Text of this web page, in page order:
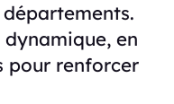
dynamique, en
pour renforcer